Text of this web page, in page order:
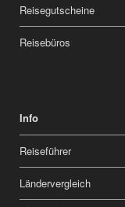
Reisegutscheine
Reisebüros
Info
Reiseführer
Ländervergleich